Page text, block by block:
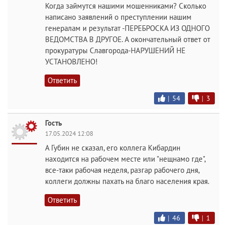
Когда займутся нашими мошенниками? Сколько
написано заявлений о преступлении нашим
генералам и результат -ПЕРЕБРОСКА ИЗ ОДНОГО
ВЕДОМСТВА В ДРУГОЕ. А окончательный ответ от
прокуратуры Славгорода-НАРУШЕНИЙ НЕ
УСТАНОВЛЕНО!
Ответить
| 54 | 3
Гость
17.05.2024 12:08
А Губин не сказал, его коллега Кибардин
находится на рабочем месте или "нещнамо где",
все-таки рабочая неделя, разгар рабочего дня,
коллеги должны пахать на благо населения края.
Ответить
| 46 | 1